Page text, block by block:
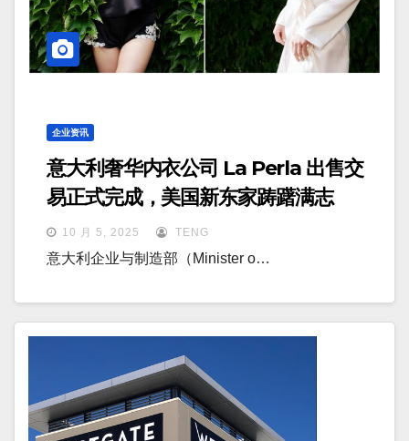
企业资讯
意大利奢华内衣公司 La Perla 出售交
易正式完成，美国新东家踌躇满志
10 月 5, 2025 TENG
意大利企业与制造部（Minister o…